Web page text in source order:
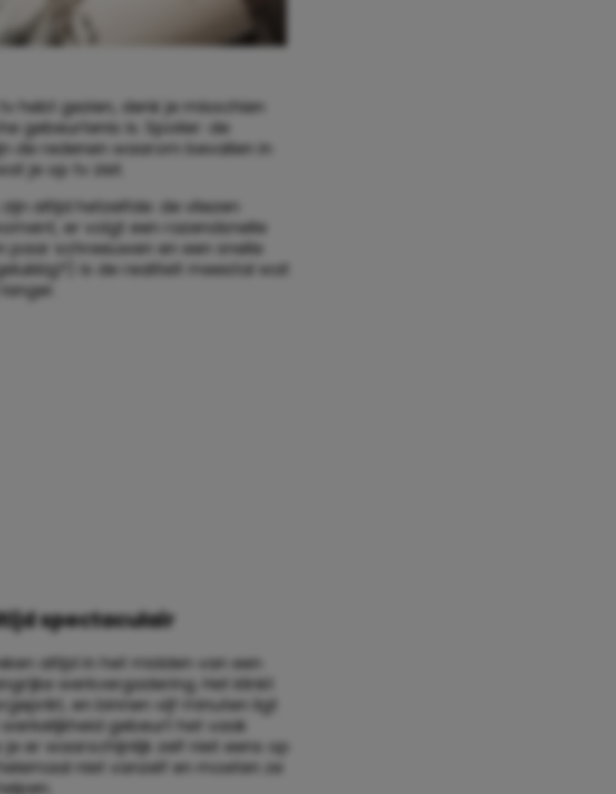
hebt gezien, denk je misschien
gebeurtenis is. Spoiler: de
de redenen waarom bevallen in
je op tv ziet.
altijd hetzelfde: de vliezen
er volgt een razendsnelle
paar schreeuwen en een snelle
is de realiteit meestal wat
spectaculair
altijd in het midden van een
werkvergadering. Het klinkt
en binnen vijf minuten ligt
gebeurt het vaak
er waarschijnlijk zelf niet eens op
niet vanzelf en moeten ze